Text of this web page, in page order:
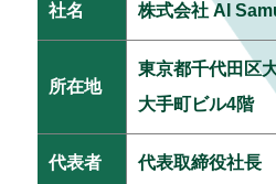
社名 株式会社 AI
所在地
東京都千代田区
大手町ビル4階
代表者 代表取締役社長